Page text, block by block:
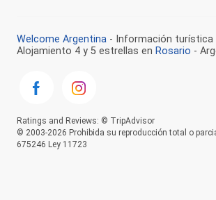
Welcome Argentina - Información turística
Alojamiento 4 y 5 estrellas en Rosario -
Ratings and Reviews: © TripAdvisor
© 2003-2026 Prohibida su reproducción total o
675246 Ley 11723